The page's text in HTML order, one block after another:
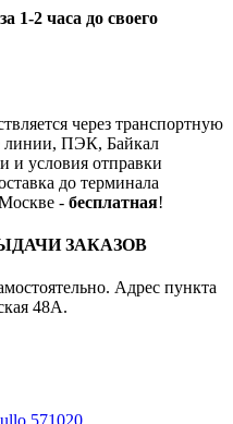
1-2 часа до своего
через транспортную
ПЭК, Байкал
и условия отправки
до терминала
- бесплатная!
ЗАКАЗОВ
Адрес пункта
48А.